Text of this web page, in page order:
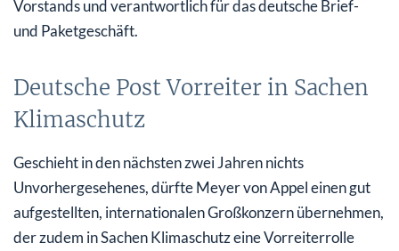
Vorstands und verantwortlich für das deutsche Brief-
und Paketgeschäft.
Deutsche Post Vorreiter in Sachen
Klimaschutz
Geschieht in den nächsten zwei Jahren nichts
Unvorhergesehenes, dürfte Meyer von Appel einen gut
aufgestellten, internationalen Großkonzern übernehmen,
der zudem in Sachen Klimaschutz eine Vorreiterrolle